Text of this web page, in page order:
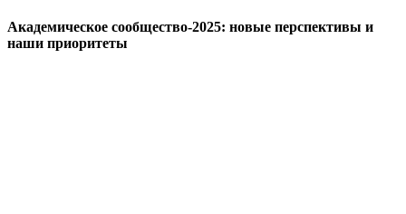
Академическое сообщество-2025: новые перспективы и
наши приоритеты